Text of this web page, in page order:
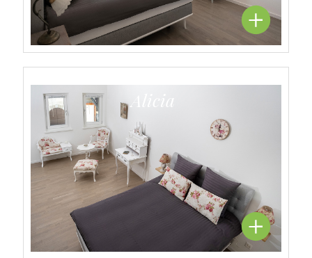
Alicia